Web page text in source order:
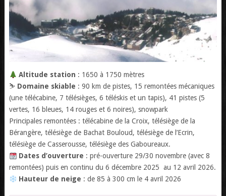
Altitude station : 1650 à 1750 mètres
⛷️ Domaine skiable : 90 km de pistes, 15 remontées mécaniques
(une télécabine, 7 télésièges, 6 téléskis et un tapis), 41 pistes (5
vertes, 16 bleues, 14 rouges et 6 noires), snowpark
Principales remontées : télécabine de la Croix, télésiège de la
Bérangère, télésiège de Bachat Bouloud, télésiège de l’Ecrin,
télésiège de Casserousse, télésiège des Gaboureaux.
Dates d’ouverture : pré-ouverture 29/30 novembre (avec 8
remontées) puis en continu du 6 décembre 2025 au 12 avril 2026.
Hauteur de neige : de 85 à 300 cm le 4 avril 2026